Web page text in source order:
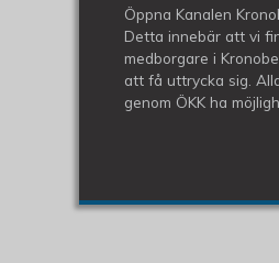
Öppna Kanalen
Detta innebär att vi
medborgare i
att få uttrycka sig.
genom ÖKK ha